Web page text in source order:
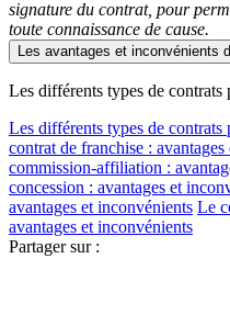
signature du contrat, pour
toute connaissance de cause.
Les avantages et inconvénients
Le principal avantage de la
connue par la clientèle.Plus
de marque ne comporte pas
l’installation revient également
contrairement à la franchise, la
liberté quant à la situation et
Plus libre qu’un franchisé
processus de vente très
licence de marque, la notoriété
Les différents types de contrats
Les différents types de contrats
contrat de franchise :
commission-affiliation :
concession : avantages et
avantages et inconvénients Le
avantages et inconvénients
Partager sur :